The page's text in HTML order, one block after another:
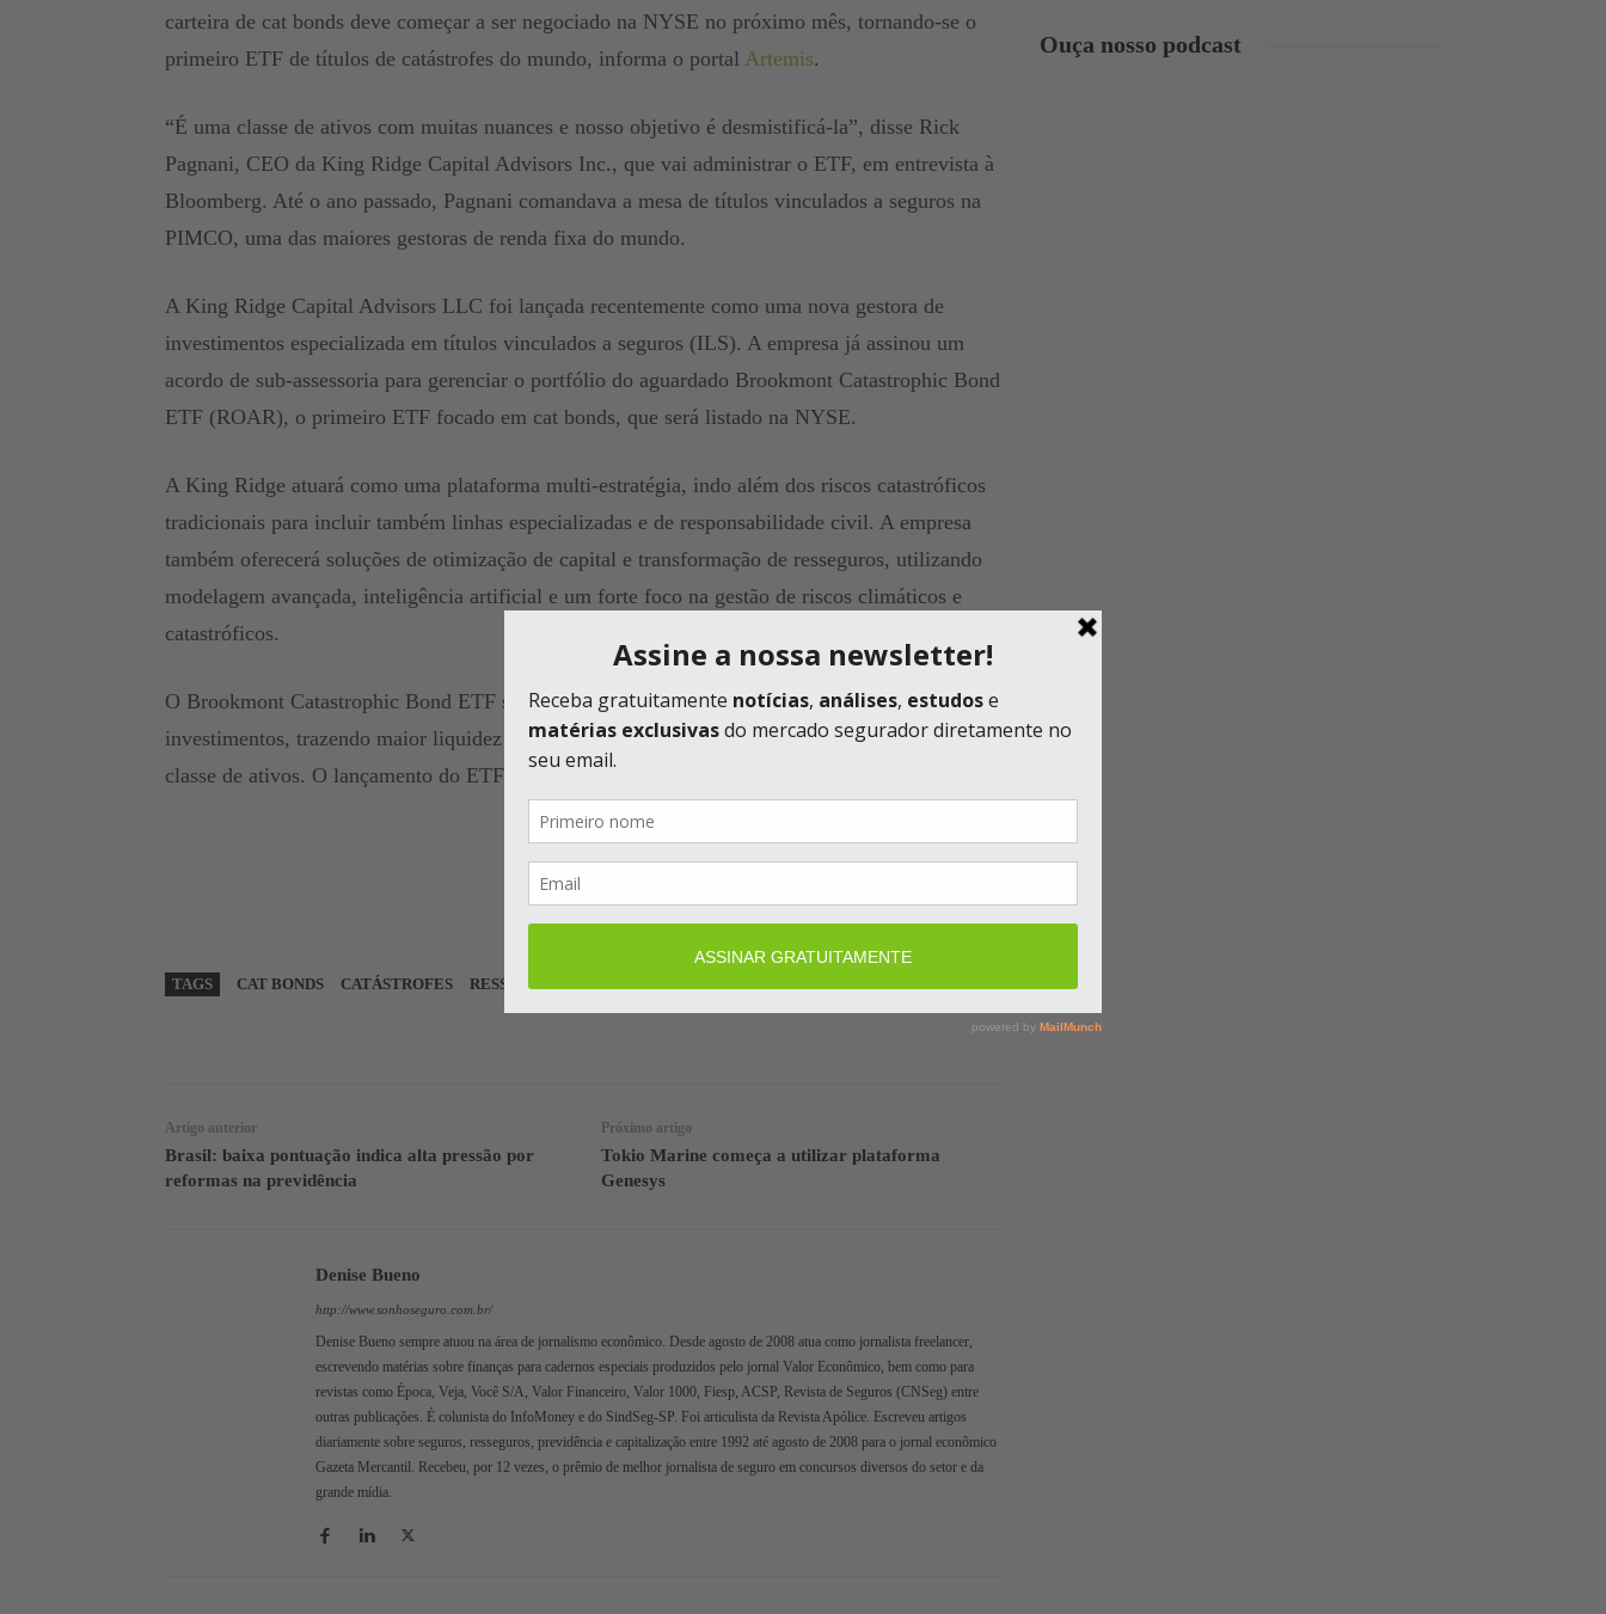
carteira de cat bonds deve começar a ser negociado na NYSE no próximo mês, tornando-se o
primeiro ETF de títulos de catástrofes do mundo, informa o portal Artemis.
“É uma classe de ativos com muitas nuances e nosso objetivo é desmistificá-la”, disse Rick
Pagnani, CEO da King Ridge Capital Advisors Inc., que vai administrar o ETF, em entrevista à
Bloomberg. Até o ano passado, Pagnani comandava a mesa de títulos vinculados a seguros na
PIMCO, uma das maiores gestoras de renda fixa do mundo.
A King Ridge Capital Advisors LLC foi lançada recentemente como uma nova gestora de
investimentos especializada em títulos vinculados a seguros (ILS). A empresa já assinou um
acordo de sub-assessoria para gerenciar o portfólio do aguardado Brookmont Catastrophic Bond
ETF (ROAR), o primeiro ETF focado em cat bonds, que será listado na NYSE.
A King Ridge atuará como uma plataforma multi-estratégia, indo além dos riscos catastróficos
tradicionais para incluir também linhas especializadas e de responsabilidade civil. A empresa
também oferecerá soluções de otimização de capital e transformação de resseguros, utilizando
modelagem avançada, inteligência artificial e um forte foco na gestão de riscos climáticos e
catastróficos.
O Brookmont Catastrophic Bond ETF será um marco para o mercado de seguros e
investimentos, trazendo maior liquidez e acessibilidade para investidores interessados nessa
classe de ativos. O lançamento do ETF está previsto para o primeiro trimestre de 2025.
TAGS CAT BONDS CATÁSTROFES RESSEGURADORAS
Artigo anterior
Brasil: baixa pontuação indica alta pressão por
reformas na previdência
Próximo artigo
Tokio Marine começa a utilizar plataforma
Genesys
Denise Bueno
http://www.sonhoseguro.com.br/
Denise Bueno sempre atuou na área de jornalismo econômico. Desde agosto de 2008 atua como jornalista freelancer,
escrevendo matérias sobre finanças para cadernos especiais produzidos pelo jornal Valor Econômico, bem como para
revistas como Época, Veja, Você S/A, Valor Financeiro, Valor 1000, Fiesp, ACSP, Revista de Seguros (CNSeg) entre
outras publicações. É colunista do InfoMoney e do SindSeg-SP. Foi articulista da Revista Apólice. Escreveu artigos
diariamente sobre seguros, resseguros, previdência e capitalização entre 1992 até agosto de 2008 para o jornal econômico
Gazeta Mercantil. Recebeu, por 12 vezes, o prêmio de melhor jornalista de seguro em concursos diversos do setor e da
grande mídia.
Ouça nosso podcast